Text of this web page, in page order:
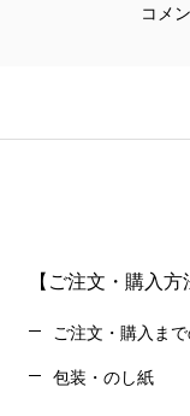
コメ
【ご注文・購入方
ご注文・購入ま
包装・のし紙